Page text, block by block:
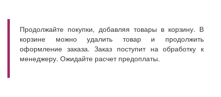
Продолжайте покупки, добавляя товары в корзину. В
корзине можно удалить товар и продолжить
оформление заказа. Заказ поступит на обработку к
менеджеру. Ожидайте расчет предоплаты.